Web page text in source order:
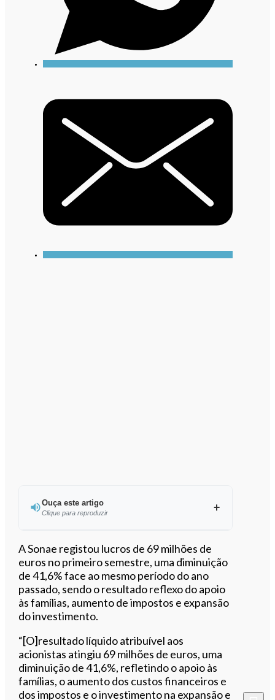
Ouça este artigo
Clique para reproduzir
Ouvir este artigo
A Sonae registou lucros de 69 milhões de
euros no primeiro semestre, uma diminuição
de 41,6% face ao mesmo período do ano
passado, sendo o resultado reflexo do apoio
às famílias, aumento de impostos e expansão
do investimento.
“[O]resultado líquido atribuível aos
acionistas atingiu 69 milhões de euros, uma
diminuição de 41,6%, refletindo o apoio às
famílias, o aumento dos custos financeiros e
dos impostos e o investimento na expansão e